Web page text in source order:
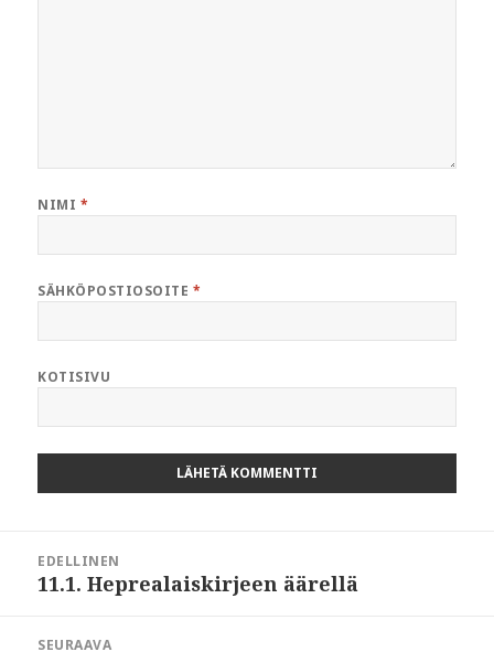
NIMI *
SÄHKÖPOSTIOSOITE *
KOTISIVU
selaus
EDELLINEN
Edellinen
11.1. Heprealaiskirjeen äärellä
SEURAAVA